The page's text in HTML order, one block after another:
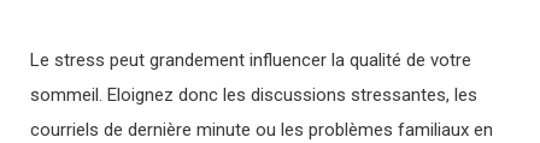
Le stress peut grandement influencer la qualité de votre
sommeil. Eloignez donc les discussions stressantes, les
courriels de dernière minute ou les problèmes familiaux en